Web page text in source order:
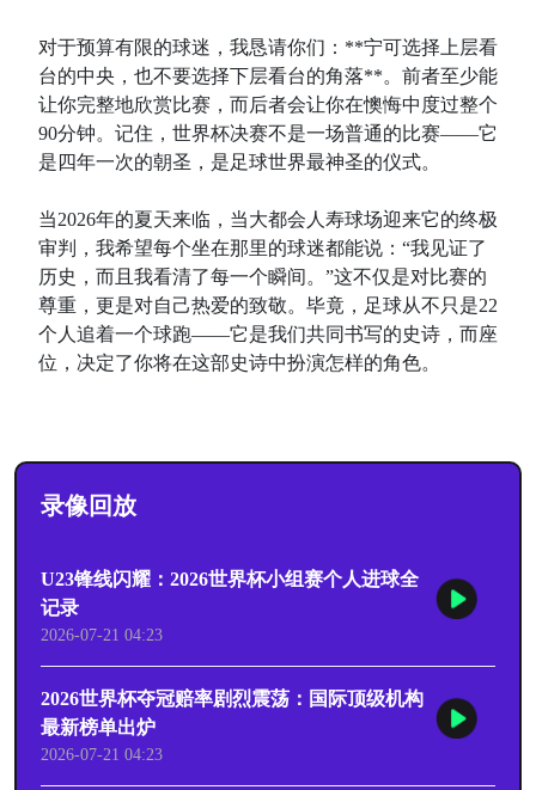
对于预算有限的球迷，我恳请你们：**宁可选择上层看
台的中央，也不要选择下层看台的角落**。前者至少能
让你完整地欣赏比赛，而后者会让你在懊悔中度过整个
90分钟。记住，世界杯决赛不是一场普通的比赛——它
是四年一次的朝圣，是足球世界最神圣的仪式。
当2026年的夏天来临，当大都会人寿球场迎来它的终极
审判，我希望每个坐在那里的球迷都能说：“我见证了
历史，而且我看清了每一个瞬间。”这不仅是对比赛的
尊重，更是对自己热爱的致敬。毕竟，足球从不只是22
个人追着一个球跑——它是我们共同书写的史诗，而座
位，决定了你将在这部史诗中扮演怎样的角色。
录像回放
U23锋线闪耀：2026世界杯小组赛个人进球全
记录
2026-07-21 04:23
2026世界杯夺冠赔率剧烈震荡：国际顶级机构
最新榜单出炉
2026-07-21 04:23